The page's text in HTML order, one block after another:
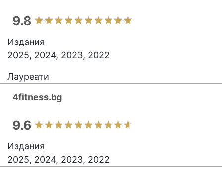
9.8
Издания
2025, 2024, 2023, 2022
Лауреати
4fitness.bg
9.6
Издания
2025, 2024, 2023, 2022